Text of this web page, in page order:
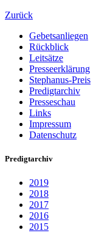
Zurück
Gebetsanliegen
Rückblick
Leitsätze
Presseerklärung
Stephanus-Preis
Predigtarchiv
Presseschau
Links
Impressum
Datenschutz
Predigtarchiv
2019
2018
2017
2016
2015